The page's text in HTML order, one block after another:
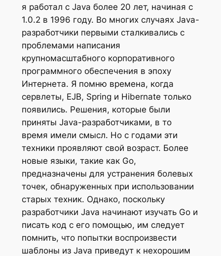
я работал с Java более 20 лет, начиная с
1.0.2 в 1996 году. Во многих случаях Java-
разработчики первыми сталкивались с
проблемами написания
крупномасштабного корпоративного
программного обеспечения в эпоху
Интернета. Я помню времена, когда
сервлеты, EJB, Spring и Hibernate только
появились. Решения, которые были
приняты Java-разработчиками, в то
время имели смысл. Но с годами эти
техники проявляют свой возраст. Более
новые языки, такие как Go,
предназначены для устранения болевых
точек, обнаруженных при использовании
старых техник. Однако, поскольку
разработчики Java начинают изучать Go и
писать код с его помощью, им следует
помнить, что попытки воспроизвести
шаблоны из Java приведут к нехорошим